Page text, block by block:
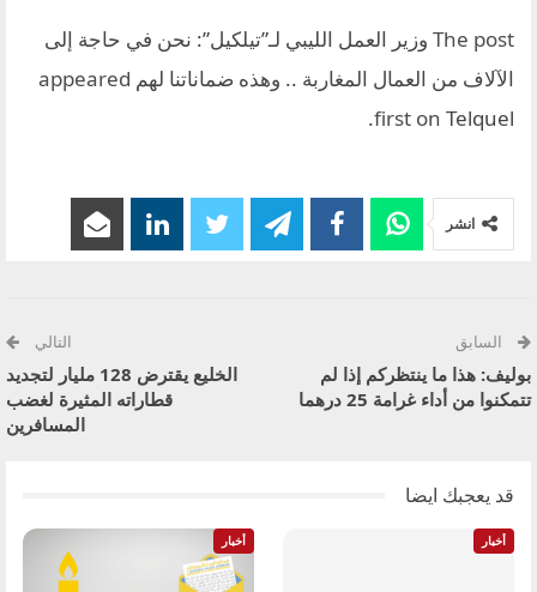
The post وزير العمل الليبي لـ”تيلكيل”: نحن في حاجة إلى
الآلاف من العمال المغاربة .. وهذه ضماناتنا لهم appeared
first on Telquel
.
انشر
السابق
بوليف: هذا ما ينتظركم إذا لم
تتمكنوا من أداء غرامة 25 درهما
التالي
الخليع يقترض 128 مليار لتجديد
قطاراته المثيرة لغضب
المسافرين
قد يعجبك ايضا
أخبار أخبار